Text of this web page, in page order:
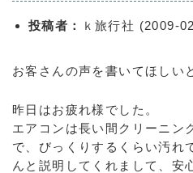
投稿者： ｋ旅行社 (2009-
お客さんの声を書いてほしい
昨日はお疲れ様でした。
エアコンは長い間クリーニン
で、びっくりするくらい汚れ
んと説明してくれまして、安